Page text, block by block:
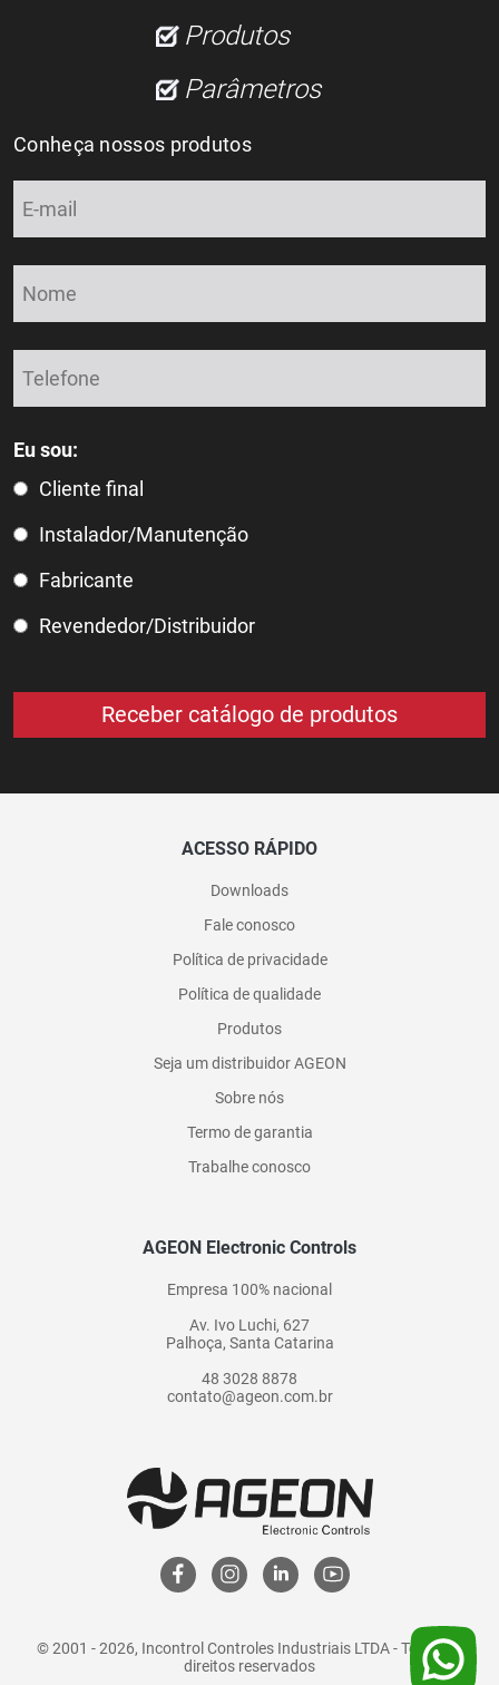
Produtos
Parâmetros
Conheça nossos produtos
Eu sou:
Cliente final
Instalador/Manutenção
Fabricante
Revendedor/Distribuidor
ACESSO RÁPIDO
Downloads
Fale conosco
Política de privacidade
Política de qualidade
Produtos
Seja um distribuidor AGEON
Sobre nós
Termo de garantia
Trabalhe conosco
AGEON Electronic Controls
Empresa 100% nacional
Av. Ivo Luchi, 627
Palhoça, Santa Catarina
48 3028 8878
contato@ageon.com.br
© 2001 - 2026, Incontrol Controles Industriais LTDA - Todos os
direitos reservados